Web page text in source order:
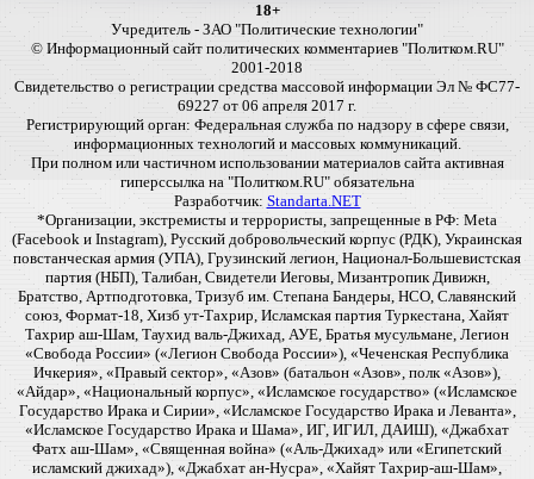
18+
Учредитель - ЗАО "Политические технологии"
© Информационный сайт политических комментариев "Политком.RU"
2001-2018
Свидетельство о регистрации средства массовой информации Эл № ФС77-
69227 от 06 апреля 2017 г.
Регистрирующий орган: Федеральная служба по надзору в сфере связи,
информационных технологий и массовых коммуникаций.
При полном или частичном использовании материалов сайта активная
гиперссылка на "Политком.RU" обязательна
Разработчик: Standarta.NET
*Организации, экстремисты и террористы, запрещенные в РФ: Meta
(Facebook и Instagram), Русский добровольческий корпус (РДК), Украинская
повстанческая армия (УПА), Грузинский легион, Национал-Большевистская
партия (НБП), Талибан, Свидетели Иеговы, Мизантропик Дивижн,
Братство, Артподготовка, Тризуб им. Степана Бандеры, НСО, Славянский
союз, Формат-18, Хизб ут-Тахрир, Исламская партия Туркестана, Хайят
Тахрир аш-Шам, Таухид валь-Джихад, АУЕ, Братья мусульмане, Легион
«Свобода России» («Легион Свобода России»), «Чеченская Республика
Ичкерия», «Правый сектор», «Азов» (батальон «Азов», полк «Азов»),
«Айдар», «Национальный корпус», «Исламское государство» («Исламское
Государство Ирака и Сирии», «Исламское Государство Ирака и Леванта»,
«Исламское Государство Ирака и Шама», ИГ, ИГИЛ, ДАИШ), «Джабхат
Фатх аш-Шам», «Священная война» («Аль-Джихад» или «Египетский
исламский джихад»), «Джабхат ан-Нусра», «Хайят Тахрир-аш-Шам»,